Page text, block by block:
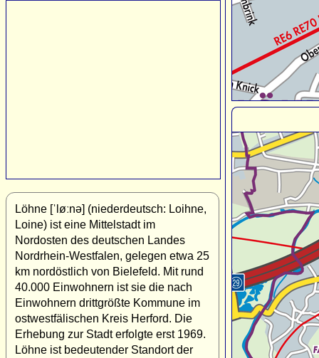
Löhne [ˈløːnə] (niederdeutsch: Loihne,
Loine) ist eine Mittelstadt im
Nordosten des deutschen Landes
Nordrhein-Westfalen, gelegen etwa 25
km nordöstlich von Bielefeld. Mit rund
40.000 Einwohnern ist sie die nach
Einwohnern drittgrößte Kommune im
ostwestfälischen Kreis Herford. Die
Erhebung zur Stadt erfolgte erst 1969.
Löhne ist bedeutender Standort der